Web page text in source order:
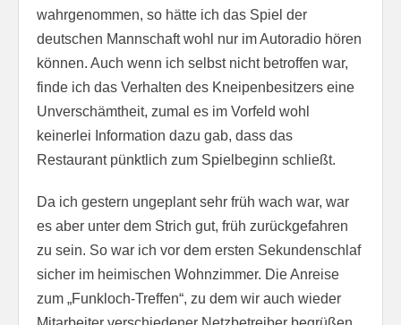
wahrgenommen, so hätte ich das Spiel der
deutschen Mannschaft wohl nur im Autoradio hören
können. Auch wenn ich selbst nicht betroffen war,
finde ich das Verhalten des Kneipenbesitzers eine
Unverschämtheit, zumal es im Vorfeld wohl
keinerlei Information dazu gab, dass das
Restaurant pünktlich zum Spielbeginn schließt.
Da ich gestern ungeplant sehr früh wach war, war
es aber unter dem Strich gut, früh zurückgefahren
zu sein. So war ich vor dem ersten Sekundenschlaf
sicher im heimischen Wohnzimmer. Die Anreise
zum „Funkloch-Treffen“, zu dem wir auch wieder